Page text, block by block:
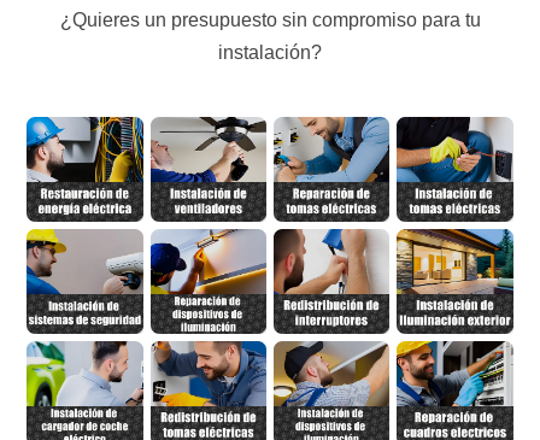
¿Quieres un presupuesto sin compromiso para tu
instalación?